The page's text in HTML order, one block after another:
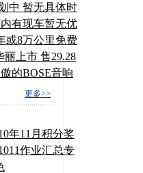
中 暂无具体时
有现车暂无优
或8万公里免费
丽上市 售29.28
的BOSE音响
更多>>
年11月积分奖
作业汇总专